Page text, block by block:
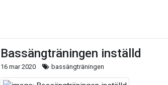
Bassängträningen inställd
16 mar 2020 bassängträningen